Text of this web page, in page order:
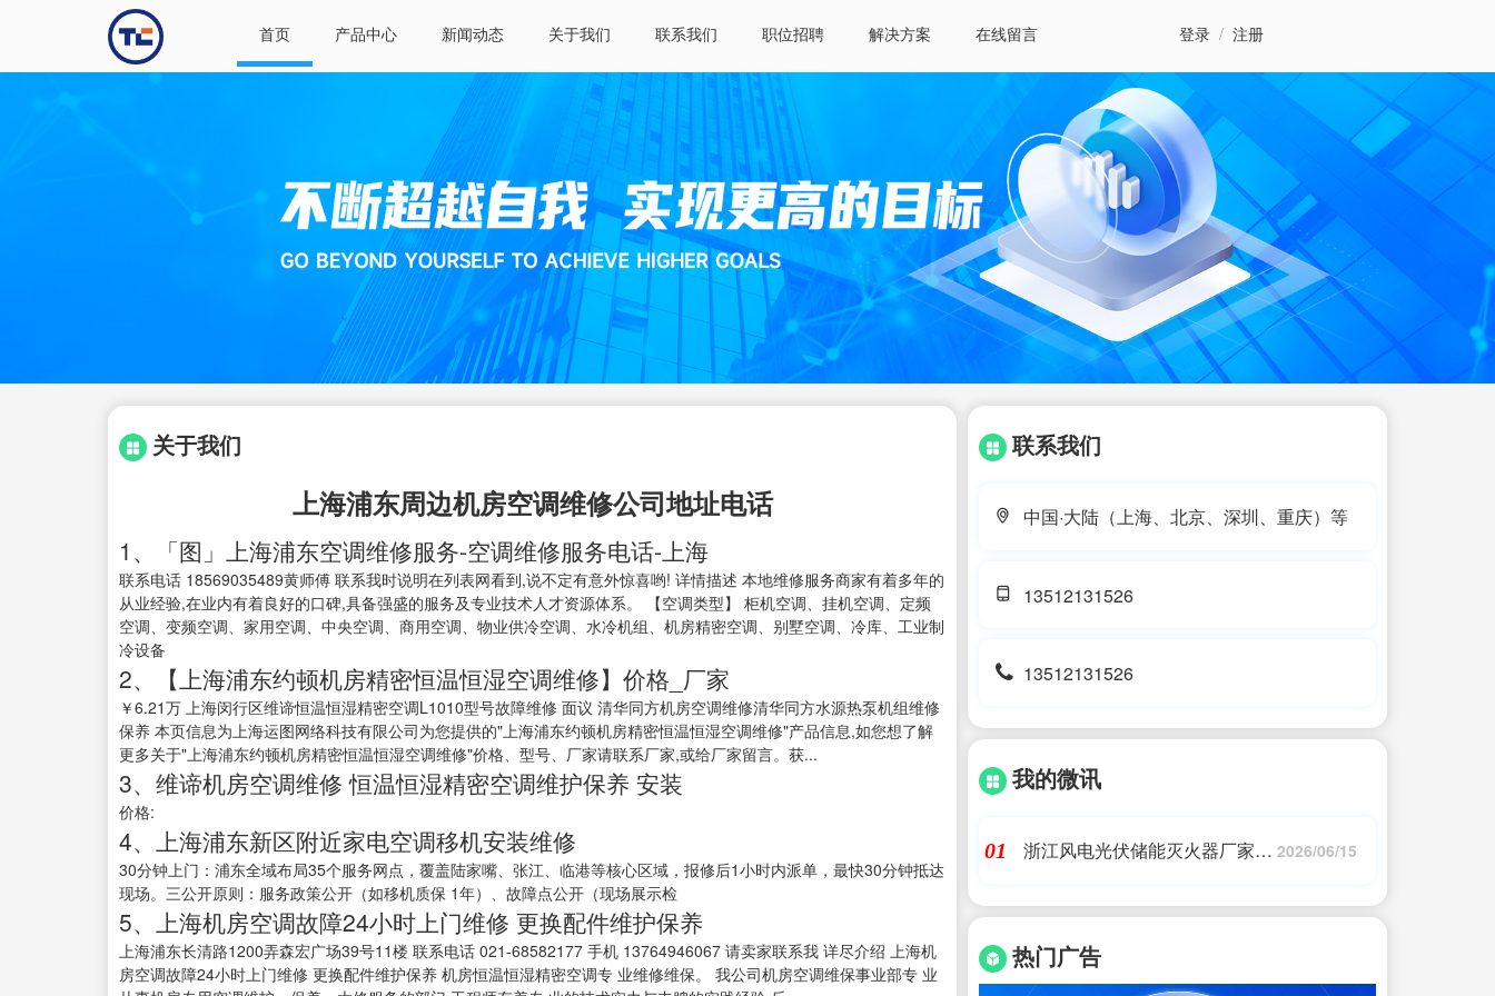
首页 产品中心 新闻动态 关于我们 联系我们 职位招聘 解决方案 在线留言 登录 / 注册
关于我们
上海浦东周边机房空调维修公司地址电话
1、「图」上海浦东空调维修服务-空调维修服务电话-上海
联系电话 18569035489黄师傅 联系我时说明在列表网看到,说不定有意外惊喜哟! 详情描述 本地维修服务商家有着多年的
从业经验,在业内有着良好的口碑,具备强盛的服务及专业技术人才资源体系。 【空调类型】 柜机空调、挂机空调、定频
空调、变频空调、家用空调、中央空调、商用空调、物业供冷空调、水冷机组、机房精密空调、别墅空调、冷库、工业制
冷设备
2、【上海浦东约顿机房精密恒温恒湿空调维修】价格_厂家
￥6.21万 上海闵行区维谛恒温恒湿精密空调L1010型号故障维修 面议 清华同方机房空调维修清华同方水源热泵机组维修
保养 本页信息为上海运图网络科技有限公司为您提供的"上海浦东约顿机房精密恒温恒湿空调维修"产品信息,如您想了解
更多关于"上海浦东约顿机房精密恒温恒湿空调维修"价格、型号、厂家请联系厂家,或给厂家留言。获...
3、维谛机房空调维修 恒温恒湿精密空调维护保养 安装
价格:
4、上海浦东新区附近家电空调移机安装维修
30分钟上门：浦东全域布局35个服务网点，覆盖陆家嘴、张江、临港等核心区域，报修后1小时内派单，最快30分钟抵达
现场。三公开原则：服务政策公开（如移机质保 1年）、故障点公开（现场展示检
5、上海机房空调故障24小时上门维修 更换配件维护保养
上海浦东长清路1200弄森宏广场39号11楼 联系电话 021-68582177 手机 13764946067 请卖家联系我 详尽介绍 上海机
房空调故障24小时上门维修 更换配件维护保养 机房恒温恒湿精密空调专 业维修维保。 我公司机房空调维保事业部专 业
联系我们
中国·大陆（上海、北京、深圳、重庆）等
13512131526
13512131526
我的微讯
01
浙江风电光伏储能灭火器厂家
家专注于新能源锂电池火灾)艾
2026/06/15
热门广告